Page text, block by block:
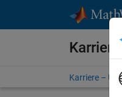
Karriere –